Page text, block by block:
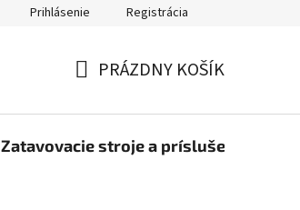
Prihlásenie Registrácia
KOŠÍK
PRÁZDNY KOŠÍK
Zatavovacie stroje a príslušenstvo